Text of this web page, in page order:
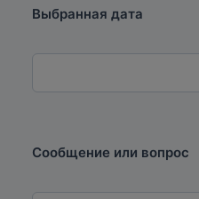
Выбранная дата
Сообщение или вопрос